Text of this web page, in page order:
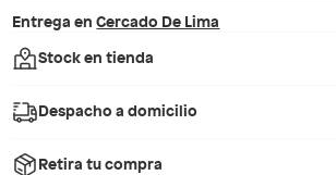
Entrega en Cercado De Lima
Stock en tienda
Despacho a domicilio
Retira tu compra